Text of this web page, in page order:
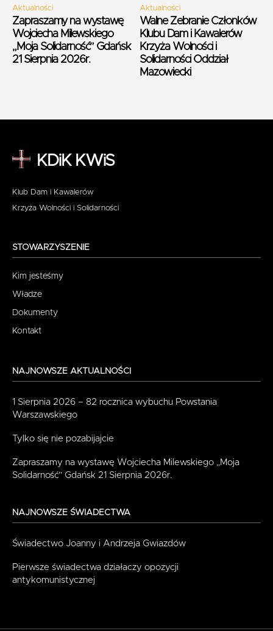
Aktualności
Zapraszamy na wystawę
Wojciecha Milewskiego
„Moja Solidarność” Gdańsk
21 Sierpnia 2026r.
Aktualności
Walne Zebranie Członków
Klubu Dam i Kawalerów
Krzyża Wolności i
Solidarności Oddział
Mazowiecki
KDiK KWiS
Klub Dam i Kawalerów
Krzyża Wolności i Solidarności
STOWARZYSZENIE
Kim jesteśmy
Władze
Dokumenty
Kontakt
NAJNOWSZE AKTUALNOŚCI
1 Sierpnia 2026 – 82 rocznica wybuchu Powstania
Warszawskiego
Tylko się nie pozabijajcie
Zapraszamy na wystawę Wojciecha Milewskiego „Moja
Solidarność” Gdańsk 21 Sierpnia 2026r.
NAJNOWSZE ŚWIADECTWA
Świadectwo Joanny i Andrzeja Gwiazdów
Pierwsze świadectwa działaczy opozycji
antykomunistycznej